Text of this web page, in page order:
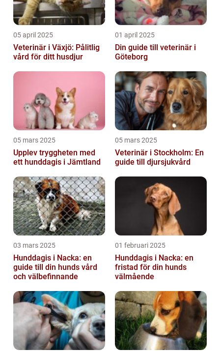
05 april 2025
Veterinär i Växjö: Pålitlig
vård för ditt husdjur
01 april 2025
Din guide till veterinär i
Göteborg
05 mars 2025
Upplev tryggheten med
ett hunddagis i Jämtland
05 mars 2025
Veterinär i Stockholm: En
guide till djursjukvård
03 mars 2025
Hunddagis i Nacka: en
guide till din hunds vård
och välbefinnande
01 februari 2025
Hunddagis i Nacka: en
fristad för din hunds
välmående